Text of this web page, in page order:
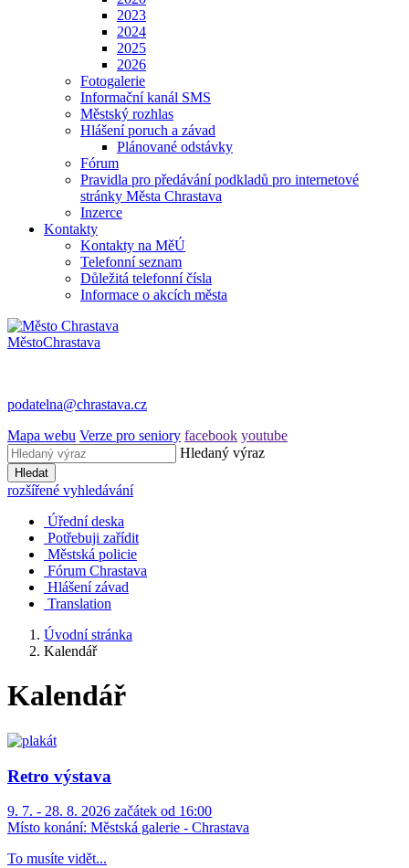
2023
2024
2025
2026
Fotogalerie
Informační kanál SMS
Městský rozhlas
Hlášení poruch a závad
Plánované odstávky
Fórum
Pravidla pro předávání podkladů pro internetové
stránky Města Chrastava
Inzerce
Kontakty
Kontakty na MěÚ
Telefonní seznam
Důležitá telefonní čísla
Informace o akcích města
MěstoChrastava
podatelna@chrastava.cz
Mapa webu Verze pro seniory facebook youtube
Hledaný výraz
Hledat
rozšířené vyhledávání
Úřední deska
Potřebuji zařídit
Městská policie
Fórum Chrastava
Hlášení závad
Translation
Úvodní stránka
Kalendář
Kalendář
Retro výstava
9. 7. - 28. 8. 2026 začátek od 16:00
Místo konání: Městská galerie - Chrastava
To musíte vidět...